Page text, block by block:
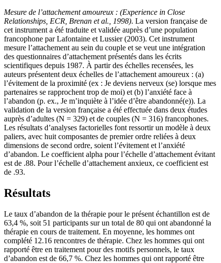
Mesure de l’attachement amoureux : (Experience in Close
Relationships, ECR, Brenan et al., 1998). La version française de
cet instrument a été traduite et validée auprès d’une population
francophone par Lafontaine et Lussier (2003). Cet instrument
mesure l’attachement au sein du couple et se veut une intégration
des questionnaires d’attachement présentés dans les écrits
scientifiques depuis 1987. À partir des échelles recensées, les
auteurs présentent deux échelles de l’attachement amoureux : (a)
l’évitement de la proximité (ex : Je deviens nerveux (se) lorsque mes
partenaires se rapprochent trop de moi) et (b) l’anxiété face à
l’abandon (p. ex., Je m’inquiète à l’idée d’être abandonné(e)). La
validation de la version française a été effectuée dans deux études
auprès d’adultes (N = 329) et de couples (N = 316) francophones.
Les résultats d’analyses factorielles font ressortir un modèle à deux
paliers, avec huit composantes de premier ordre reliées à deux
dimensions de second ordre, soient l’évitement et l’anxiété
d’abandon. Le coefficient alpha pour l’échelle d’attachement évitant
est de .88. Pour l’échelle d’attachement anxieux, ce coefficient est
de .93.
Résultats
Le taux d’abandon de la thérapie pour le présent échantillon est de
63,4 %, soit 51 participants sur un total de 80 qui ont abandonné la
thérapie en cours de traitement. En moyenne, les hommes ont
complété 12.16 rencontres de thérapie. Chez les hommes qui ont
rapporté être en traitement pour des motifs personnels, le taux
d’abandon est de 66,7 %. Chez les hommes qui ont rapporté être